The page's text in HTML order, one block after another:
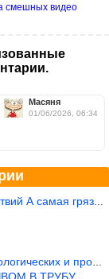
смешных видео
Масяня
01/06/2026, 06:34
грязная в от
и прочих отходо
В ТРУБУ